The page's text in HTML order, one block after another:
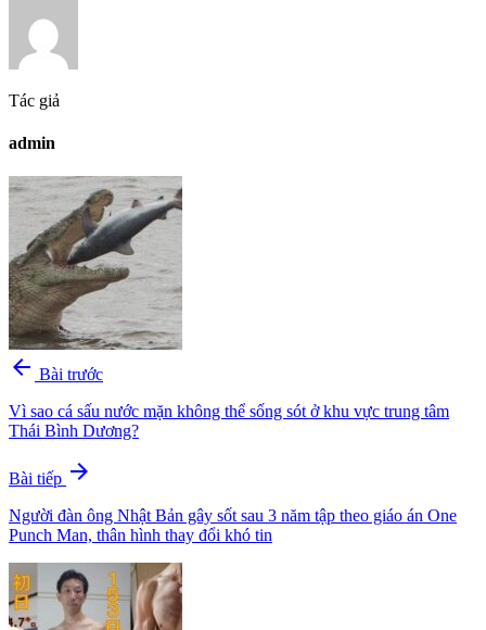
Tác giả
admin
arrow_back Bài trước
Vì sao cá sấu nước mặn không thể sống sót ở khu vực trung tâm
Thái Bình Dương?
Bài tiếp arrow_forward
Người đàn ông Nhật Bản gây sốt sau 3 năm tập theo giáo án One
Punch Man, thân hình thay đổi khó tin